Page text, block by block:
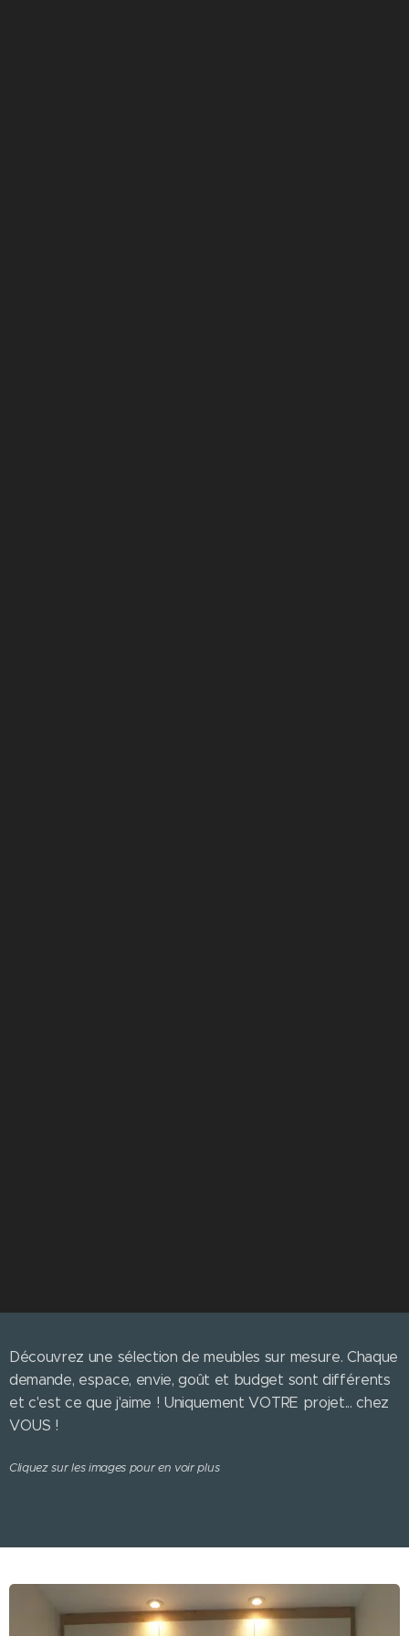
Découvrez une sélection de meubles sur mesure. Chaque
demande, espace, envie, goût et budget sont différents
et c'est ce que j'aime ! Uniquement VOTRE projet... chez
VOUS !
Cliquez sur les images pour en voir plus